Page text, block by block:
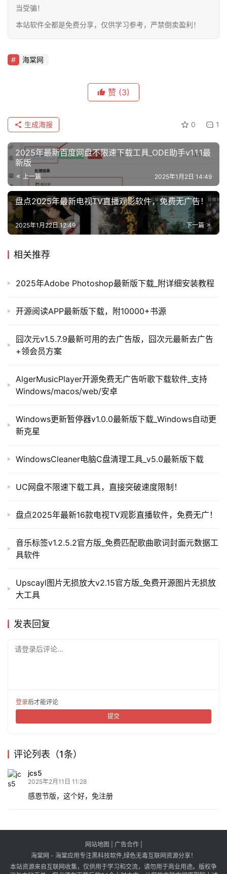
当受骗！
本站软件全都是免费分享，仅供学习参考，严禁倒卖盈利！
海棠网
赞 (3)
0 1
生成海报
2025年最新百度网盘不限速下载工具_ODE助手v1.1.1最
新版
上一篇 2025年1月2日 14:49
盘点2025年最新电视TV直播观影软件，免费无广告！
下一篇
2025年1月22日 12:49
相关推荐
2025年Adobe Photoshop最新版下载_附详细安装教程
开源阅读APP最新版下载，附10000+书源
囧次元v1.5.7.9最新可用的去广告版，囧次元最新去广告
+领会员方案
AlgerMusicPlayer开源免费无广告听歌下载软件_支持
Windows/macos/web/安卓
Windows更新暂停器v1.0.0最新版下载_Windows自动更
新克星
WindowsCleaner电脑C盘清理工具_v5.0最新版下载
UC网盘不限速下载工具，直接突破速度限制！
盘点2025年最新16款电视TV观影直播软件，免费无广！
音乐标签v1.2.5.2官方版_免费匹配歌曲歌词封面元数据工
具软件
Upscayl图片无损放大v2.15官方版_免费开源图片无损放
大工具
发表回复
请登录后评论...
登录后才能评论
提交
评论列表（1条）
jcs5
2025年2月11日 11:28
感恩节版，这个好，免注册
网站地图 广告合作|
海棠网 - 海棠应用专注黑科技软件,绿色无毒互联网资源分享！
本站资源来自互联网收集，仅供用于学习和交流，请勿用于商业用途。版权争